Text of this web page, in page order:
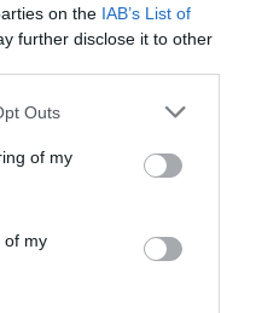
on the IAB’s List of
further disclose it to other
uses one or more Google
You may click to
its third-party tags to
in below Google
Outs
of my
of my
ήρωα πιλότου των